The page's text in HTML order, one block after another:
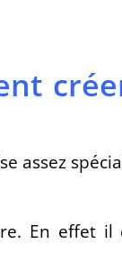
assez
En effet il